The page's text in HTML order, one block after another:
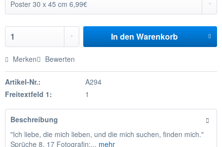
In den Warenkorb
Merken Bewerten
Artikel-Nr.:
A294
Freitextfeld 1:
1
Beschreibung
"Ich liebe, die mich lieben, und die mich suchen, finden mich."
Sprüche 8, 17 Fotografin:... mehr